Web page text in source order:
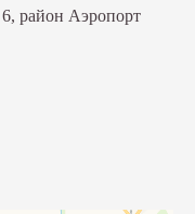
район Аэропорт